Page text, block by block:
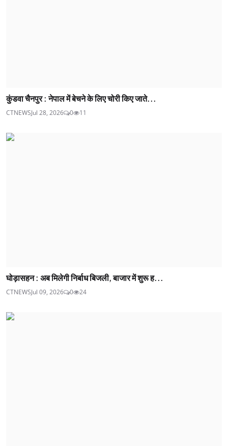
कुंडवा चैनपुर : नेपाल में बेचने के लिए चोरी किए जाते...
CTNEWSJul 28, 2026 0 11
घोड़ासहन : अब मिलेगी निर्बाध बिजली, बाजार में शुरू ह...
CTNEWSJul 09, 2026 0 24